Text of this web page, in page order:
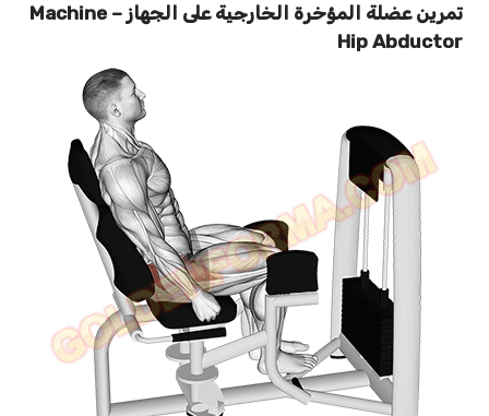
تمرين عضلة المؤخرة الخارجية على الجهاز – Machine
Hip Abductor